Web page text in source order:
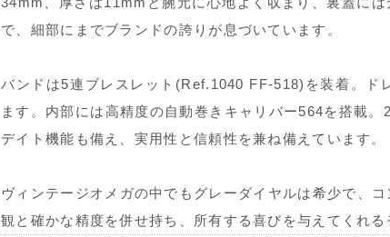
で、細部にまでブランドの誇りが息づいています。
バンドは5連ブレスレット(Ref.1040 FF-518)を装着。ド
ます。内部には高精度の自動巻きキャリバー564を搭載
デイト機能も備え、実用性と信頼性を兼ね備えています。
ヴィンテージオメガの中でもグレーダイヤルは希少で、
観と確かな精度を併せ持ち、所有する喜びを与えてくれる